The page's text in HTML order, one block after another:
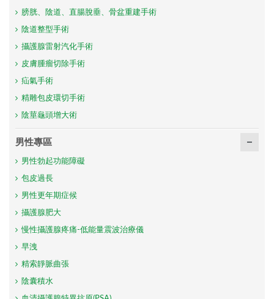
膀胱、陰道、直腸脫垂、骨盆重建手術
陰道整型手術
攝護腺雷射汽化手術
皮膚腫瘤切除手術
疝氣手術
精雕包皮環切手術
陰莖龜頭增大術
男性專區
男性勃起功能障礙
包皮過長
男性更年期症候
攝護腺肥大
慢性攝護腺疼痛-低能量震波治療儀
早洩
精索靜脈曲張
陰囊積水